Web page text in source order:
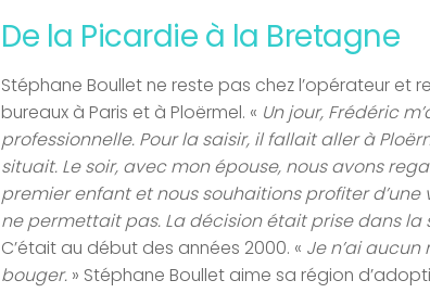
De la Picardie à la Bretagne
Stéphane Boullet ne reste pas chez l’opérateur et
bureaux à Paris et à Ploërmel. « Un jour, Frédéric
professionnelle. Pour la saisir, il fallait aller à
situait. Le soir, avec mon épouse, nous avons
premier enfant et nous souhaitions profiter
ne permettait pas. La décision était prise dans la
C’était au début des années 2000. « Je n’ai aucun
bouger. » Stéphane Boullet aime sa région